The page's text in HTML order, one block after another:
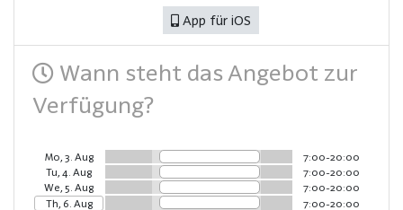
App für iOS
Wann steht das Angebot zur
Verfügung?
Mo, 3. Aug
7:00-20:00
Tu, 4. Aug
7:00-20:00
We, 5. Aug
7:00-20:00
Th, 6. Aug
7:00-20:00